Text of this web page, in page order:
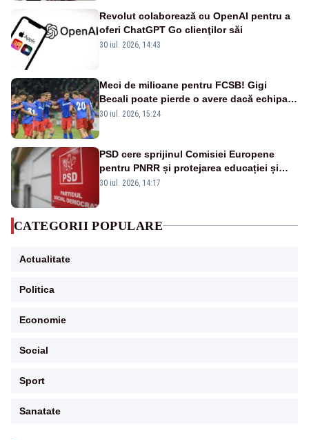
Revolut colaborează cu OpenAI pentru a
oferi ChatGPT Go clienţilor săi
30 iul. 2026, 14:43
Meci de milioane pentru FCSB! Gigi
Becali poate pierde o avere dacă echipa
este eliminată de FK Auda
30 iul. 2026, 15:24
PSD cere sprijinul Comisiei Europene
pentru PNRR și protejarea educației și
sănătății
30 iul. 2026, 14:17
CATEGORII POPULARE
Actualitate
Politica
Economie
Social
Sport
Sanatate